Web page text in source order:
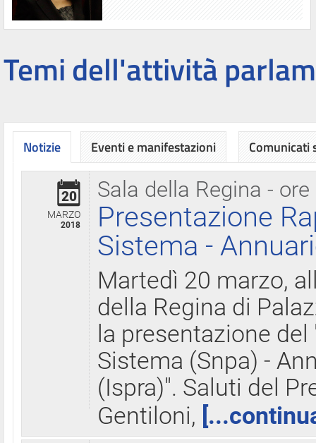
Temi dell'attività
Notizie
Sala della Regina - ore
20
MARZO
2018
Presentazione
Sistema -
Martedì 20 marzo,
della Regina di
la presentazione
Sistema (Snpa) -
(Ispra)". Saluti del
Gentiloni,
Eventi e manifestazioni Comunicati